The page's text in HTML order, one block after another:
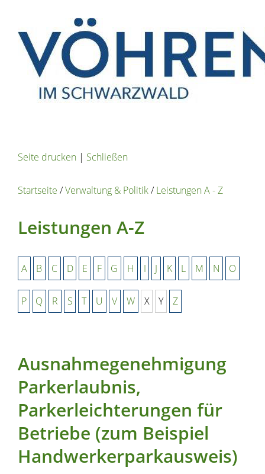
Seite drucken | Schließen
Startseite /Verwaltung & Politik/Leistungen A - Z
Leistungen A-Z
A B C D E F G H I J K L M N O
P Q R S T U V W X Y Z
Ausnahmegenehmigung
Parkerlaubnis,
Parkerleichterungen für
Betriebe (zum Beispiel
Handwerkerparkausweis)